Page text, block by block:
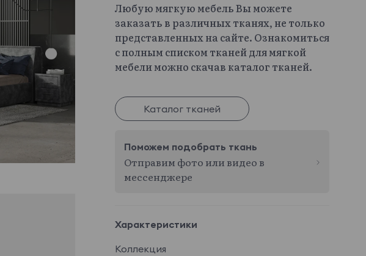
Любую мягкую мебель Вы можете
заказать в различных тканях, не только
представленных на сайте. Ознакомиться
с полным списком тканей для мягкой
мебели можно скачав каталог тканей.
Каталог тканей
Поможем подобрать ткань
Отправим фото или видео в
мессенджере
Характеристики
Коллекция